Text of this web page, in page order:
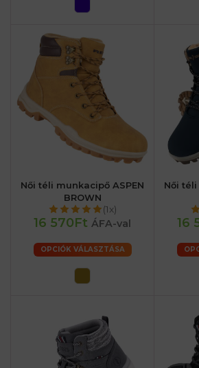
Női téli munkacipő ASPEN
BROWN
(1x)
16 570Ft ÁFA-val
OPCIÓK VÁLASZTÁSA
Női téli
16